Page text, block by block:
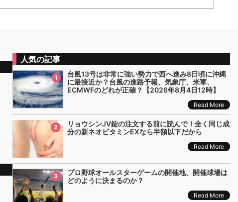
人気の記事
1
台風13号は非常に強い勢力で西へ進み8日頃に沖縄
に最接近か？台風の進路予報、気象庁、米軍、
ECMWFのどれが正確？【2026年8月4日12時】
Read More
2
リョウシンJV錠の注文する前に読んで！全く同じ成
分の新ネオビタミンEXなら半額以下だから
Read More
3
プロ野球オールスターゲームの開催地、開催球場は
どのように決まるのか？
Read More